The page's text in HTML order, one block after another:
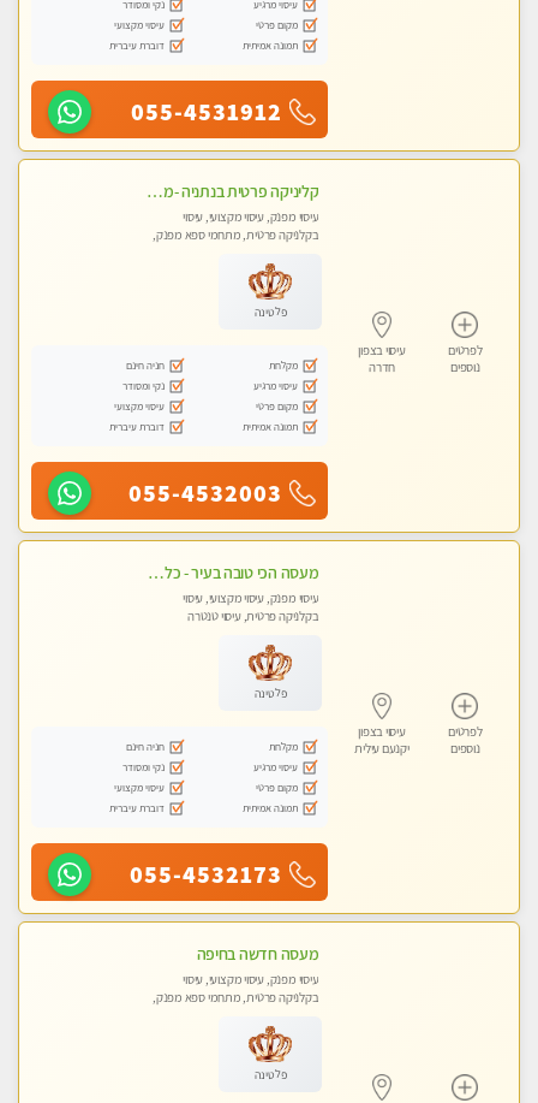
עיסוי מרגיע
נקי ומסודר
מקום פרטי
עיסוי מקצועי
תמונה אמיתית
דוברת עיברית
055-4531912
לפרטים
נוספים
עיסוי בצפון
חדרה
קליניקה פרטית בנתניה -מעסה איכותית לעיסוי מקצועי ומפנק לכל שרירי הגוף...
עיסוי מפנק, עיסוי מקצועי, עיסוי
בקלניקה פרטית, מתחמי ספא מפנק,
פלטינה
מקלחת
חניה חינם
עיסוי מרגיע
נקי ומסודר
מקום פרטי
עיסוי מקצועי
תמונה אמיתית
דוברת עיברית
055-4532003
לפרטים
נוספים
עיסוי בצפון
יקנעם עילית
מעסה הכי טובה בעיר - כל סוגי העיסויים מעסה מקצועית ואיכותית פרטי!!!
עיסוי מפנק, עיסוי מקצועי, עיסוי
בקלניקה פרטית, עיסוי טנטרה
פלטינה
מקלחת
חניה חינם
עיסוי מרגיע
נקי ומסודר
מקום פרטי
עיסוי מקצועי
תמונה אמיתית
דוברת עיברית
055-4532173
מעסה חדשה בחיפה
עיסוי מפנק, עיסוי מקצועי, עיסוי
בקלניקה פרטית, מתחמי ספא מפנק,
פלטינה